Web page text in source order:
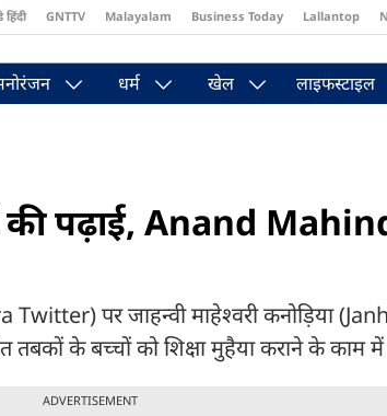
हिंदी GNTTV Malayalam Business Today Lallantop
धर्म खेल लाइफस्टाइल
की पढ़ाई, Anand
Twitter) पर जाहन्वी माहेश्वरी कनोड़िया
तबकों के बच्चों को शिक्षा मुहैया कराने के काम
ADVERTISEMENT